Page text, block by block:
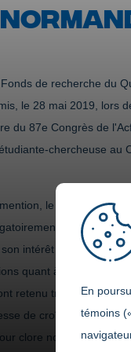
En
témoins
de recherche du
le 28 mai 2019, lors
du 87e Congrès de
chercheuse au
le dossier de
comprendre
intérêt pour la
quant à la poursuite
retenu trois
de croître au fil de
clore notre colloque